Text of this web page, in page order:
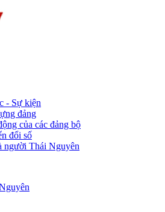
- Sự kiện
đảng
của các đảng bộ
đổi số
người Thái Nguyên